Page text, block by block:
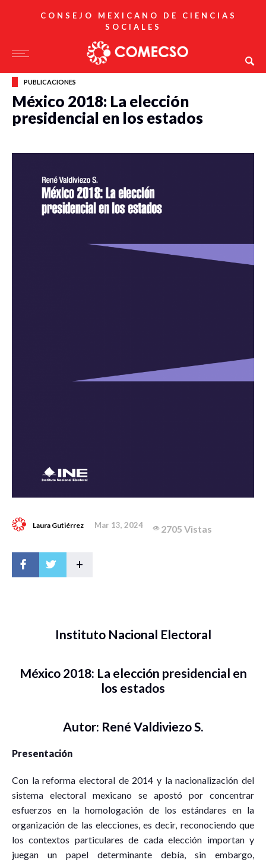
CONSEJO MEXICANO DE CIENCIAS
SOCIALES
PUBLICACIONES
México 2018: La elección
presidencial en los estados
Laura Gutiérrez Mar 13, 2024 2705 Vistas
+
Instituto Nacional Electoral
México 2018: La elección presidencial en
los estados
Autor: René Valdiviezo S.
Presentación
Con la reforma electoral de 2014 y la nacionalización del
sistema electoral mexicano se apostó por concentrar
esfuerzos en la homologación de los estándares en la
organización de las elecciones, es decir, reconociendo que
los contextos particulares de cada elección importan y
juegan un papel determinante debía, sin embargo,